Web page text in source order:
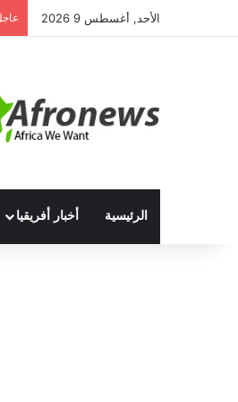
الأحد, أغسطس 9 2026
الرئيسية أخبار أفريقيا